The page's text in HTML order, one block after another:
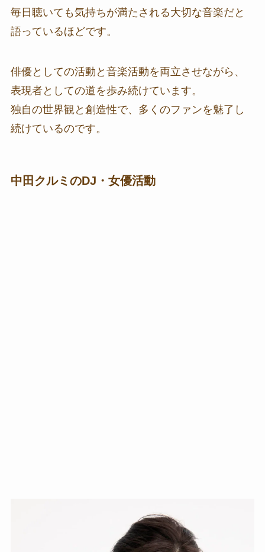
毎日聴いても気持ちが満たされる大切な音楽だと
語っているほどです。
俳優としての活動と音楽活動を両立させながら、
表現者としての道を歩み続けています。
独自の世界観と創造性で、多くのファンを魅了し
続けているのです。
中田クルミのDJ・女優活動